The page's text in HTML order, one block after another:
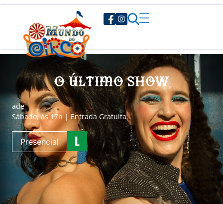
O Último Show
ade
Sábado, às 17h | Entrada Gratuita
Presencial